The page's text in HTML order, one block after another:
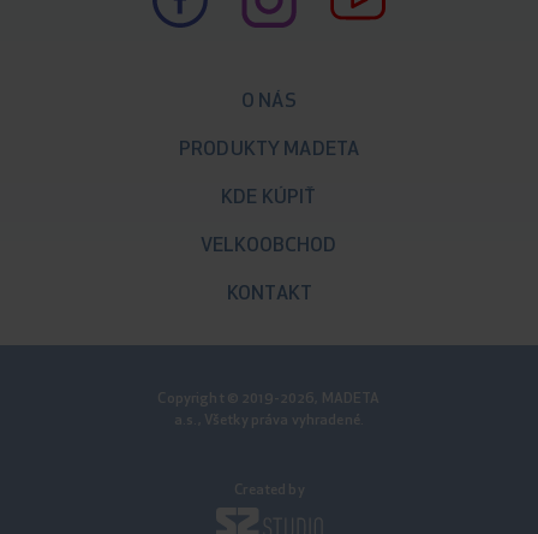
O NÁS
PRODUKTY MADETA
KDE KÚPIŤ
VELKOOBCHOD
KONTAKT
Copyright © 2019-2026, MADETA
a.s., Všetky práva vyhradené.
Created by